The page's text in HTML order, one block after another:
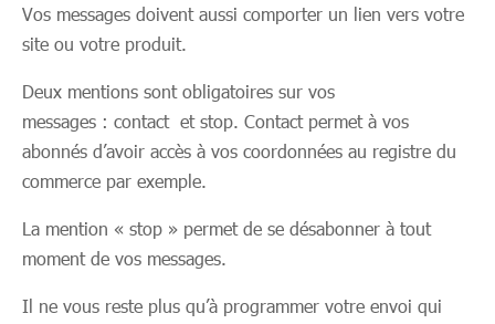
Vos messages doivent aussi comporter un lien vers votre
site ou votre produit.
Deux mentions sont obligatoires sur vos
messages : contact et stop. Contact permet à vos
abonnés d’avoir accès à vos coordonnées au registre du
commerce par exemple.
La mention « stop » permet de se désabonner à tout
moment de vos messages.
Il ne vous reste plus qu’à programmer votre envoi qui